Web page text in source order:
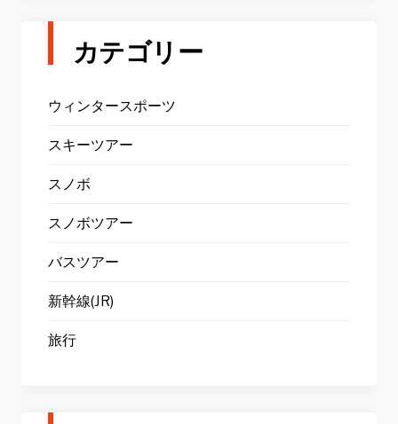
カテゴリー
ウィンタースポーツ
スキーツアー
スノボ
スノボツアー
バスツアー
新幹線(JR)
旅行